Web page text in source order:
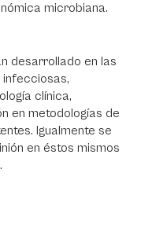
microbiana.
desarrollado en las
clínica,
en metodologías de
Igualmente se
en éstos mismos